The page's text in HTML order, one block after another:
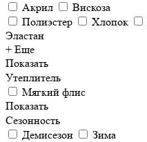
Акрил
Вискоза
Полиэстер
Хлопок
Эластан
+ Еще
Показать
Утеплитель
Мягкий флис
Показать
Сезонность
Демисезон
Зима